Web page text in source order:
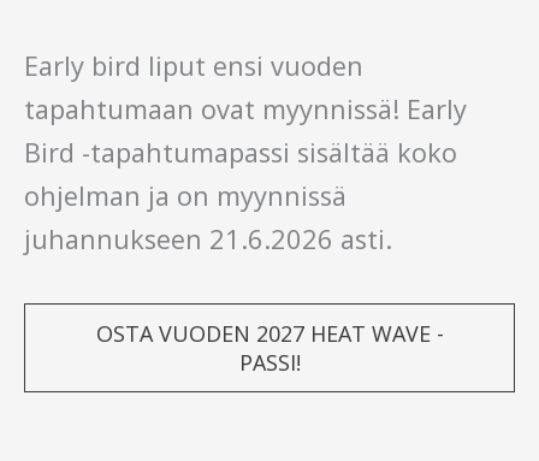
Early bird liput ensi vuoden
tapahtumaan ovat myynnissä! Early
Bird -tapahtumapassi sisältää koko
ohjelman ja on myynnissä
juhannukseen 21.6.2026 asti.
OSTA VUODEN 2027 HEAT WAVE -
PASSI!